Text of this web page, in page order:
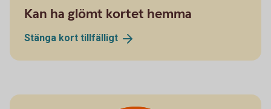
Kan ha glömt kortet hemma
Stänga kort tillfälligt